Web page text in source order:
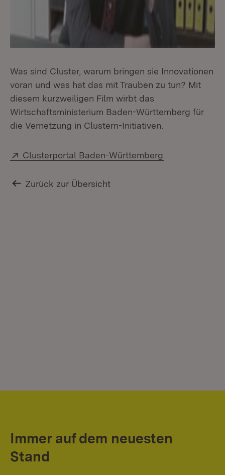
Was sind Cluster, warum bringen sie Innovationen
voran und was hat das mit Trauben zu tun? Mit
diesem kurzweiligen Film wirbt das
Wirtschaftsministerium Baden-Württemberg für
die Vernetzung in Clustern-Initiativen.
Extern:
Clusterportal Baden-Württemberg
Zurück zur Übersicht
Immer auf dem neuesten
Stand